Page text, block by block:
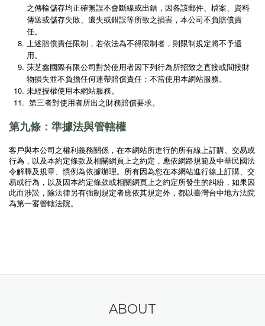
之傳輸儲存均正確無誤不會斷線或出錯，因各該郵件、檔案、資料
傳送或儲存失敗、遺失或錯誤等所致之損害，本公司不負賠償責
任。
上述賠償責任限制，若依法為不得限制者，則限制規定將不予適
用。
莯芝鑫國際有限公司對於使用者因下列行為所招致之直接或間接財
物損失並不負擔任何連帶賠償責任：不當使用本網站服務。
未經授權使用本網站服務。
第三者對使用者所出之財務賠償要求。
第九條：準據法與管轄權
客戶與本公司之權利義務關係，在本網站所進行的所有線上訂購、交易或
行為，以及本約定條款及相關網頁上之約定，應依網路規範及中華民國法
令解釋及規章、慣例為依據辦理。所有因為您在本網站進行線上訂購、交
易或行為，以及因本約定條款或相關網頁上之約定所發生的糾紛，如果因
此而涉訟，除法律另有強制規定者應依其規定外，都以臺灣台中地方法院
為第一審管轄法院。
ABOUT